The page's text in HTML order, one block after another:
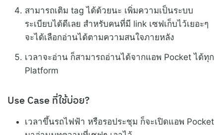
สามารถเติม tag ได้ด้วยนะ เพิ่มความเป็นระบบ
ระเบียบได้ดีเลย สำหรับคนที่มี link เซฟเก็บไว้เยอะๆ
จะได้เลือกอ่านได้ตามความสนใจภายหลัง
เวลาจะอ่าน ก็สามารถอ่านได้จากแอพ Pocket ได้ทุก
Platform
Use Case ที่ใช้บ่อย?
เวลาขึ้นรถไฟฟ้า หรือรอประชุม ก็จะเปิดแอพ Pocket